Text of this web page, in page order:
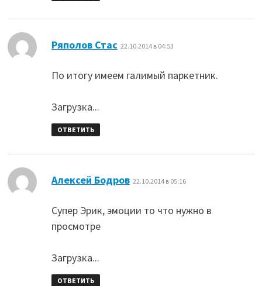
Ряполов Стас 22.10.2014 в 04:53
По итогу имеем галимый паркетник.
Загрузка...
ОТВЕТИТЬ
Алексей Бодров: 22.10.2014 в 05:16
Супер Эрик, эмоции то что нужно в
просмотре
Загрузка...
ОТВЕТИТЬ